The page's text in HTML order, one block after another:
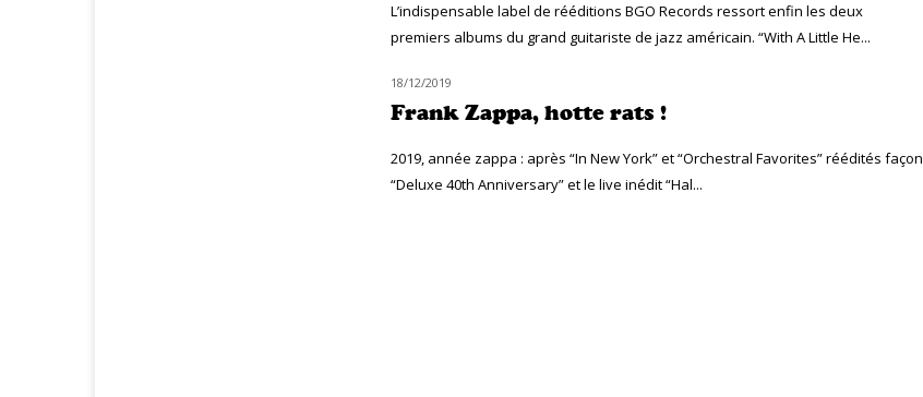
L’indispensable label de rééditions BGO Records ressort enfin les deux
premiers albums du grand guitariste de jazz américain. “With A Little He...
18/12/2019
Frank Zappa, hotte rats !
2019, année zappa : après “In New York” et “Orchestral Favorites” réédités façon
“Deluxe 40th Anniversary” et le live inédit “Hal...